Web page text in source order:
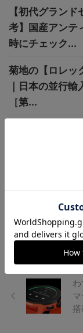
【初代グラン
考】国産アンテ
時にチェック...
菊地の【ロレッ
｜日本の並行
［第...
は限定250本、
初“有人宇宙飛
計を復刻】...
搭